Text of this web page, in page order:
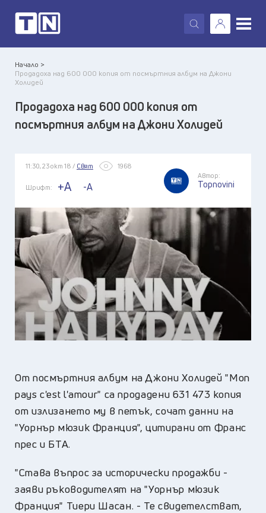
X
Начало >
Продадоха над 600 000 копия от посмъртния албум на Джони
Холидей
Продадоха над 600 000 копия от
посмъртния албум на Джони Холидей
11:30, 23 окт 18 / Свят 1968
Шрифт: +A -A
Автор:
Topnovini
От посмъртния албум на Джони Холидей "Mon
pays c'est l'amour" са продадени 631 473 копия
от излизането му в петък, сочат данни на
"Уорнър мюзик Франция", цитирани от Франс
прес и БТА.
"Става въпрос за исторически продажби -
заяви ръководителят на "Уорнър мюзик
Франция" Тиери Шасан. - Те свидетелстват,